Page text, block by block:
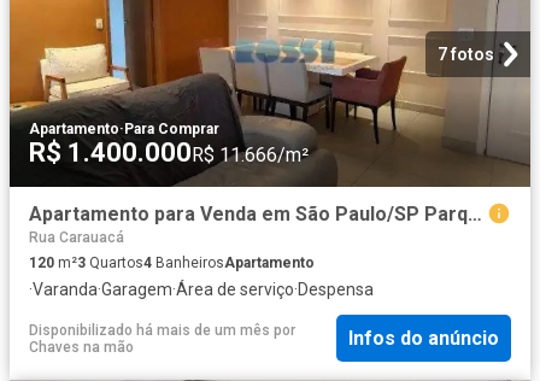
7 fotos
Apartamento· Para Comprar
R$ 1.400.000 R$ 11.666/m²
Apartamento para Venda em São Paulo/SP Parque da Vila Prudente 3 Quartos
Rua Carauacá
120 m²3 Quartos4 BanheirosApartamento
·Varanda·Garagem·Área de serviço·Despensa
Disponibilizado há mais de um mês por
Chaves na mão
Infos do anúncio